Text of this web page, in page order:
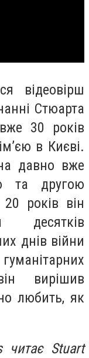
відеовірш
Стюарта
30 років
в Києві.
давно вже
та другою
років він
десятків
днів війни
вирішив
любить, як
читає Stuart